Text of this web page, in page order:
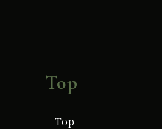
Top
Top